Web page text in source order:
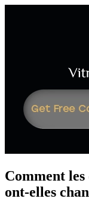
Comment
ont-elles